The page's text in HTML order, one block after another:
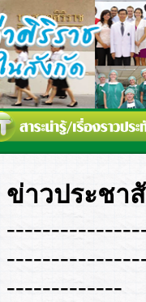
ข่าวประชา
-------------